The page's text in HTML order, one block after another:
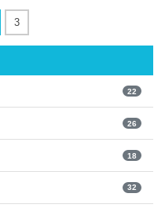
3
22
26
18
32